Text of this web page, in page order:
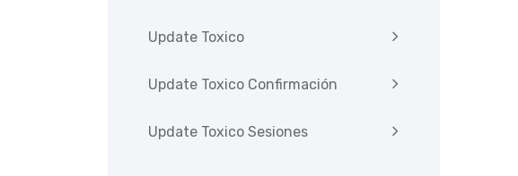
Update Toxico
Update Toxico Confirmación
Update Toxico Sesiones